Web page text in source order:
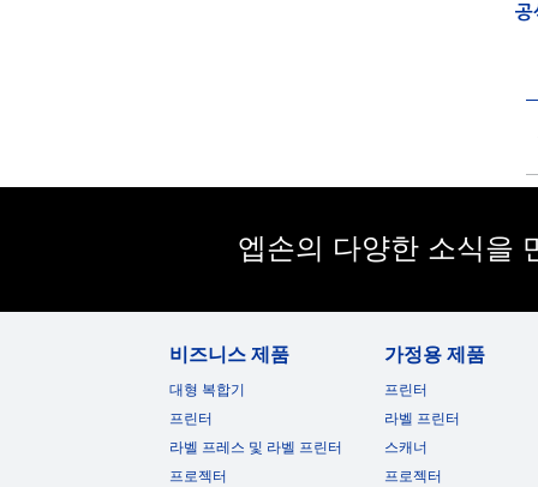
공
엡손의 다양한 소식을
비즈니스 제품
대형 복합기
프린터
라벨 프레스 및 라벨 프린터
프로젝터
가정용 제품
프린터
라벨 프린터
스캐너
프로젝터